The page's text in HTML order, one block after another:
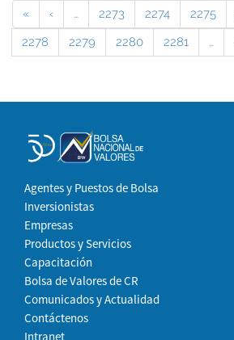
« ‹ … 2273 2274 2275
2278
2279 2280 2281 …
Agentes y Puestos de Bolsa
Inversionistas
Empresas
Productos y Servicios
Capacitación
Bolsa de Valores de CR
Comunicados y Actualidad
Contáctenos
Intranet